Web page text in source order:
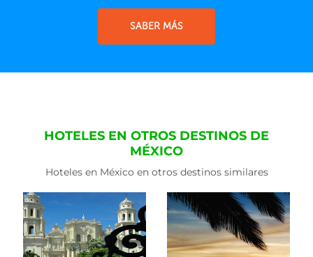
SABER MÁS
HOTELES EN OTROS DESTINOS DE
MÉXICO
Hoteles en México en otros destinos similares